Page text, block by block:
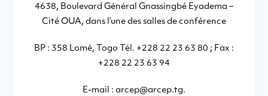
4638, Boulevard Général Gnassingbé Eyadema –
Cité OUA, dans l’une des salles de conférence
BP : 358 Lomé, Togo Tél. +228 22 23 63 80 ; Fax :
+228 22 23 63 94
E-mail : arcep@arcep.tg.